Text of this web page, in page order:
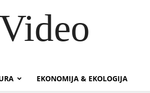
EKONOMIJA & EKOLOGIJA